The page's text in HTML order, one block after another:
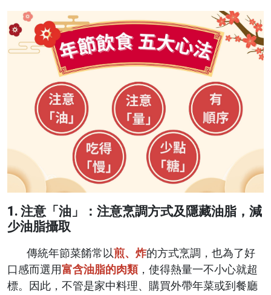
1. 注意「油」：注意烹調方式及隱藏油脂，減
少油脂攝取
傳統年節菜餚常以煎、炸的方式烹調，也為了好
口感而選用富含油脂的肉類，使得熱量一不小心就超
標。因此，不管是家中料理、購買外帶年菜或到餐廳